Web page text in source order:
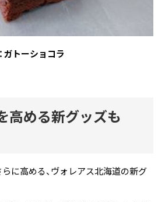
ガトーショコラ
高める新グッズも
に高める、ヴォレアス北海道の新グ